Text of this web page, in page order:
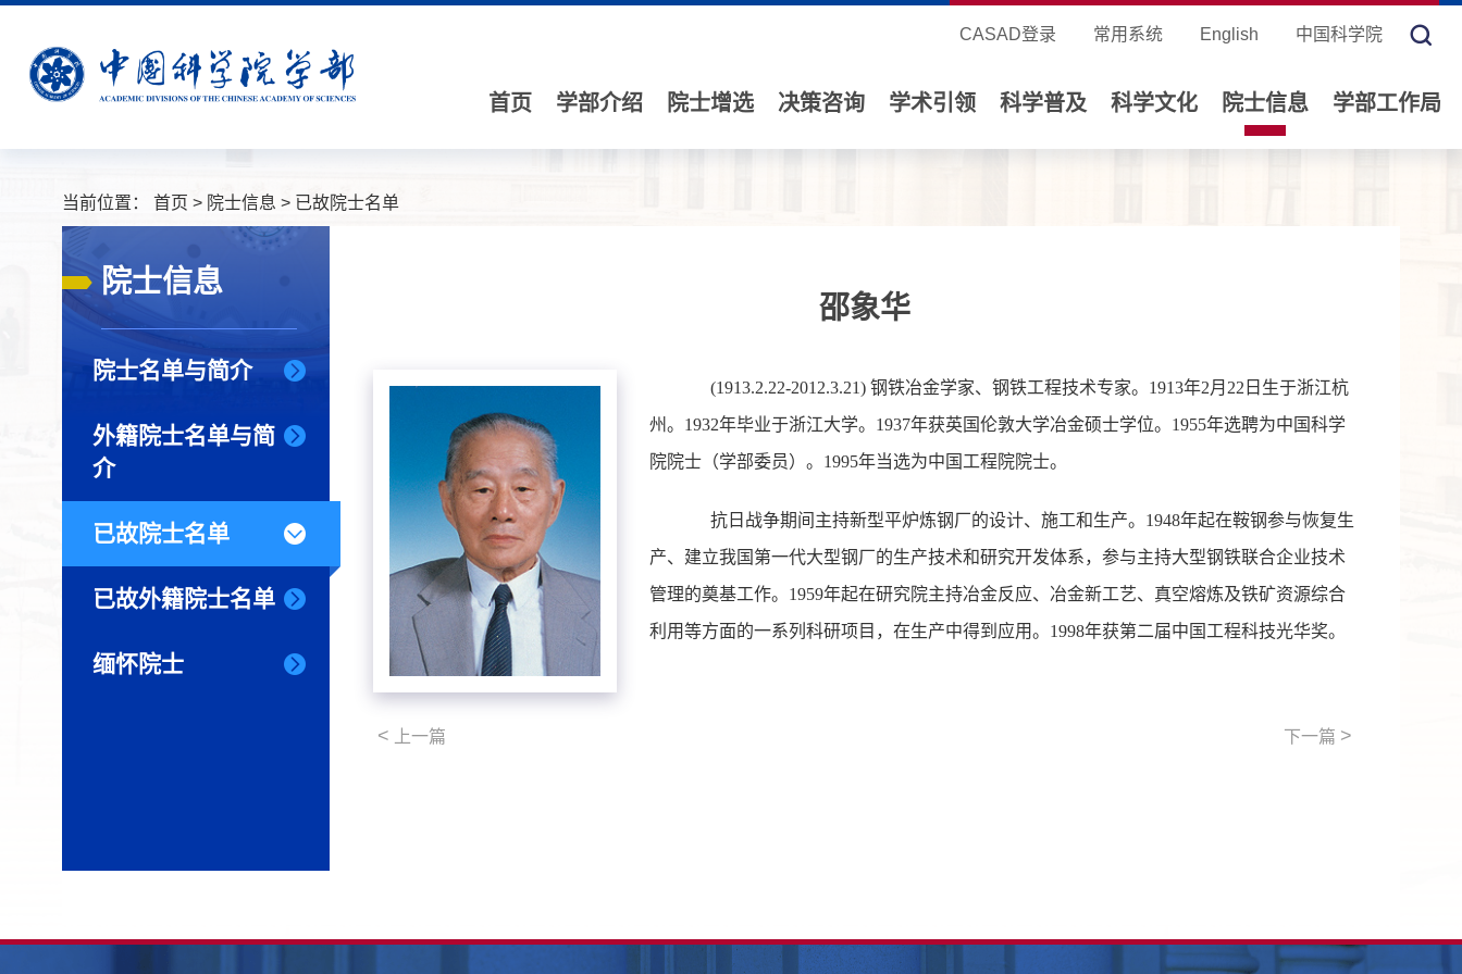
CASAD登录 常用系统 English 中国科学院
首页 学部介绍 院士增选 决策咨询 学术引领 科学普及 科学文化 院士信息 学部工作局
当前位置： 首页 > 院士信息 > 已故院士名单
院士信息
院士名单与简介
外籍院士名单与简
介
已故院士名单
已故外籍院士名单
缅怀院士
邵象华
(1913.2.22-2012.3.21) 钢铁冶金学家、钢铁工程技术专家。1913年2月22日生于浙江杭
州。1932年毕业于浙江大学。1937年获英国伦敦大学冶金硕士学位。1955年选聘为中国科学
院院士（学部委员）。1995年当选为中国工程院院士。
抗日战争期间主持新型平炉炼钢厂的设计、施工和生产。1948年起在鞍钢参与恢复生
产、建立我国第一代大型钢厂的生产技术和研究开发体系，参与主持大型钢铁联合企业技术
管理的奠基工作。1959年起在研究院主持冶金反应、冶金新工艺、真空熔炼及铁矿资源综合
利用等方面的一系列科研项目，在生产中得到应用。1998年获第二届中国工程科技光华奖。
< 上一篇 下一篇 >